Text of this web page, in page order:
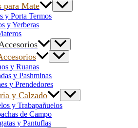
para Mate
y Porta Termos
y Yerberas
y Ruanas
y Pashminas
y Prendedores
y Calzado
y Trabapañuelos
de Campo
y Pantuflas